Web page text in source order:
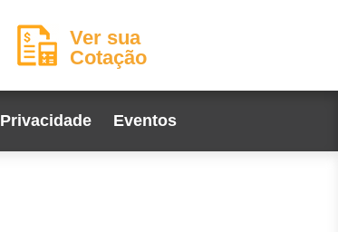
Ver sua
Cotação
Privacidade Eventos